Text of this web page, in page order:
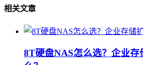
相关文章
8T硬盘NAS怎么选？企业存